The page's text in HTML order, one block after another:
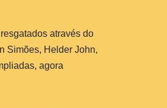
através do
Simões, Helder John,
agora